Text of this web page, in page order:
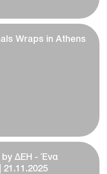
Wraps in Athens
by ΔΕΗ - Ένα